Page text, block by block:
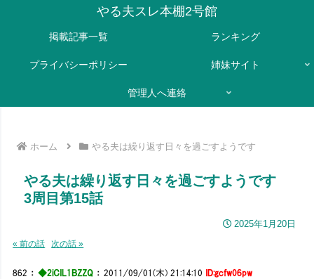
やる夫スレ本棚2号館
掲載記事一覧 ランキング
プライバシーポリシー 姉妹サイト
管理人へ連絡
ホーム やる夫は繰り返す日々を過ごすようです
やる夫は繰り返す日々を過ごすようです
3周目第15話
2025年1月20日
« 前の話 次の話 »
862 ：◆2iCIL1BZZQ ：2011/09/01(木) 21:14:10 ID:gcfw06pw